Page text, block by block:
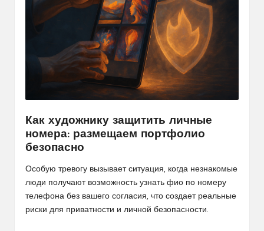
Как художнику защитить личные
номера: размещаем портфолио
безопасно
Особую тревогу вызывает ситуация, когда незнакомые
люди получают возможность узнать фио по номеру
телефонабез вашего согласия, что создает реальные
риски для приватности и личной безопасности.